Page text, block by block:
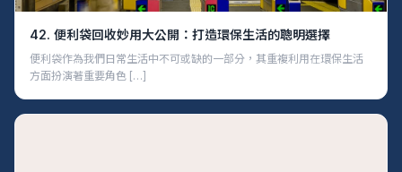
42. 便利袋回收妙用大公開：打造環保生活的聰明選擇
便利袋作為我們日常生活中不可或缺的一部分，其重複利用在環保生活
方面扮演著重要角色 […]